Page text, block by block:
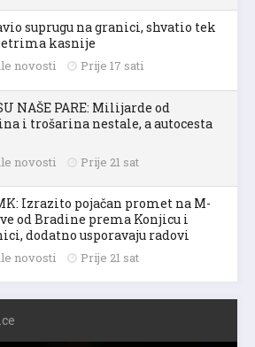
suprugu na granici, shvatio tek
kasnije
novosti Prije 17 sati
NAŠE PARE: Milijarde od
i trošarina nestale, a autocesta
novosti Prije 21 sat
Izrazito pojačan promet na M-
od Bradine prema Konjicu i
dodatno usporavaju radovi
novosti Prije 21 sat